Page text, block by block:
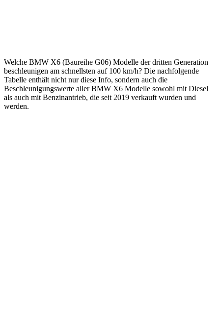
Welche BMW X6 (Baureihe G06) Modelle der dritten Generation
beschleunigen am schnellsten auf 100 km/h? Die nachfolgende
Tabelle enthält nicht nur diese Info, sondern auch die
Beschleunigungswerte aller BMW X6 Modelle sowohl mit Diesel
als auch mit Benzinantrieb, die seit 2019 verkauft wurden und
werden.